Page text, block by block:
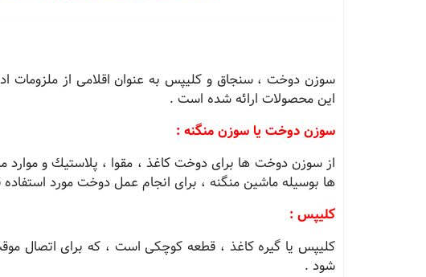
سوزن دوخت ، سنجاق و كلیپس به عنوان اقلامی از ملزومات
این محصولات ارائه شده است .
سوزن دوخت یا سوزن منگنه :
از سوزن دوخت ها برای دوخت كاغذ ، مقوا ، پلاستیك و
ها بوسیله ماشین منگنه ، برای انجام عمل دوخت مورد استفاده
كلیپس :
كلیپس یا گیره كاغذ ، قطعه كوچكی است ، كه برای اتصال
شود .